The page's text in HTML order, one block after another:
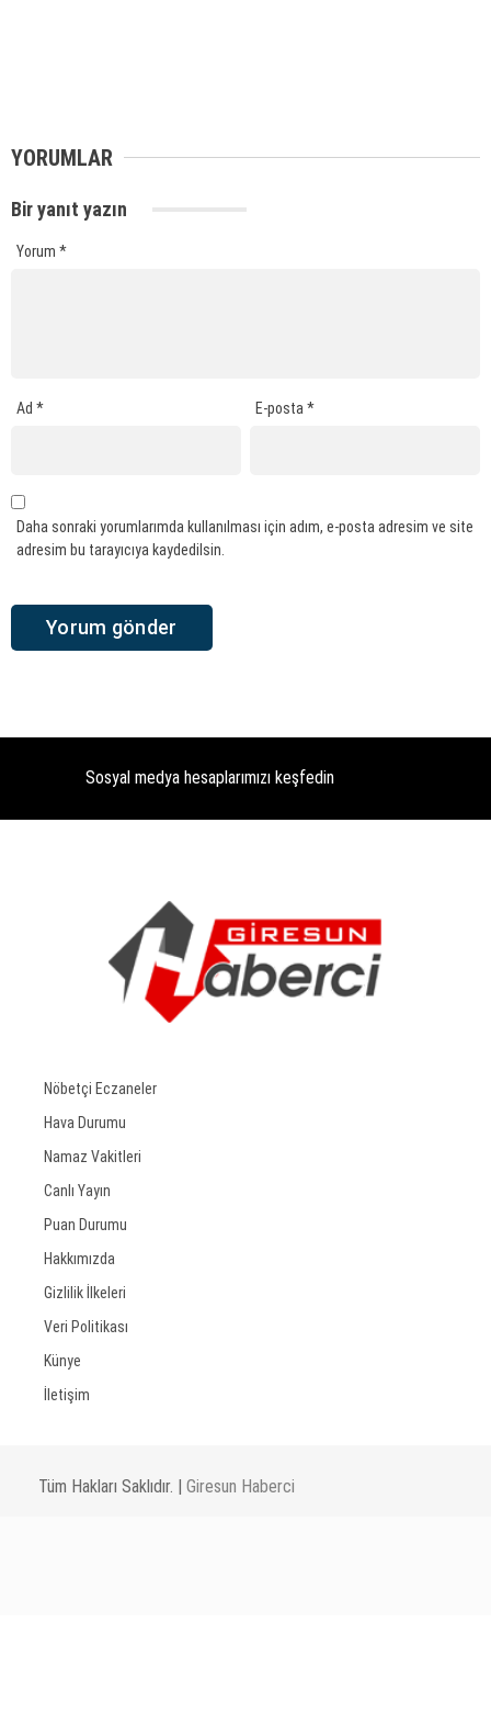
YORUMLAR
Bir yanıt yazın
Yorum *
Ad * E-posta*
Daha sonraki yorumlarımda kullanılması için adım, e-posta adresim ve site
adresim bu tarayıcıya kaydedilsin.
Sosyal medya hesaplarımızı keşfedin
Nöbetçi Eczaneler
Hava Durumu
Namaz Vakitleri
Canlı Yayın
Puan Durumu
Hakkımızda
Gizlilik İlkeleri
Veri Politikası
Künye
İletişim
Tüm Hakları Saklıdır. | Giresun Haberci